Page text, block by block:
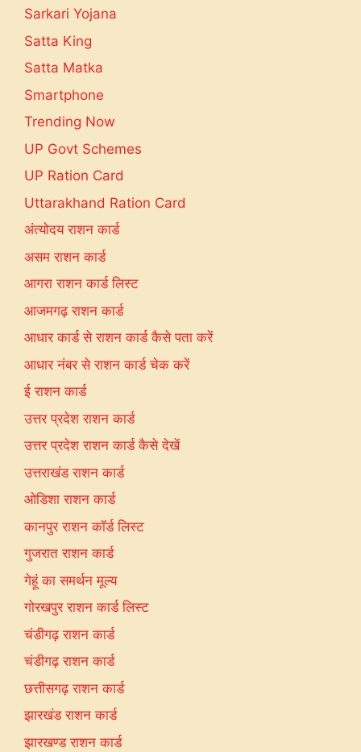
Sarkari Yojana
Satta King
Satta Matka
Smartphone
Trending Now
UP Govt Schemes
UP Ration Card
Uttarakhand Ration Card
अंत्योदय राशन कार्ड
असम राशन कार्ड
आगरा राशन कार्ड लिस्ट
आजमगढ़ राशन कार्ड
आधार कार्ड से राशन कार्ड कैसे पता करें
आधार नंबर से राशन कार्ड चेक करें
ई राशन कार्ड
उत्तर प्रदेश राशन कार्ड
उत्तर प्रदेश राशन कार्ड कैसे देखें
उत्तराखंड राशन कार्ड
ओडिशा राशन कार्ड
कानपुर राशन कॉर्ड लिस्ट
गुजरात राशन कार्ड
गेहूं का समर्थन मूल्य
गोरखपुर राशन कार्ड लिस्ट
चंडीगढ़ राशन कार्ड
चंडीगढ़ राशन कार्ड
छत्तीसगढ़ राशन कार्ड
झारखंड राशन कार्ड
झारखण्ड राशन कार्ड